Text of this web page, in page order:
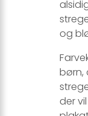
og
børn,
der